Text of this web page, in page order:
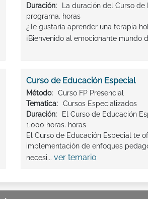
Duración:
La duración del Curso
programa. horas
¿Te gustaría aprender una terapia
¡Bienvenido al emocionante mundo
Curso de Educación Especial
Método:
Curso FP Presencial
Tematica:
Cursos Especializados
Duración:
El Curso de Educación
1.000 horas. horas
El Curso de Educación Especial te
implementación de enfoques
necesi... ver temario